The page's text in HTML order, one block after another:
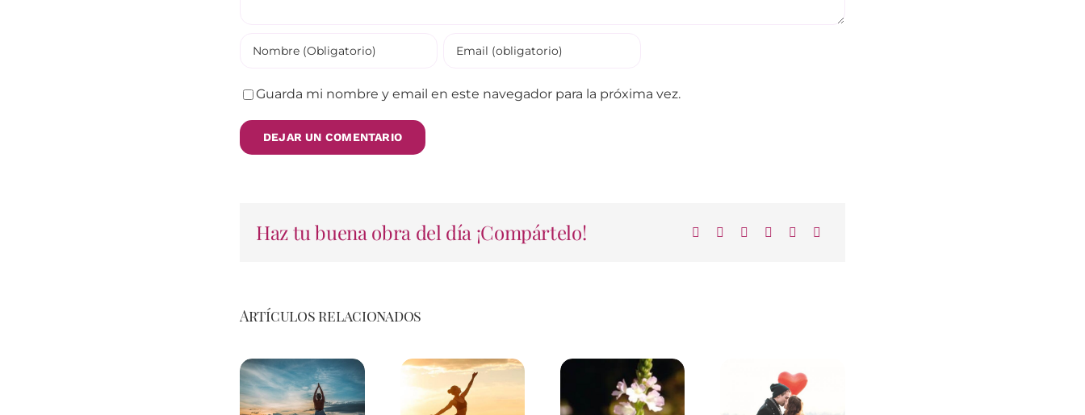
Guarda mi nombre y email en este navegador para la próxima vez.
Haz tu buena obra del día ¡Compártelo!
Artículos relacionados